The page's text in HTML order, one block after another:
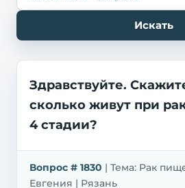
Здравствуйте.
сколько живут при
4 стадии?
Вопрос # 1830 | Тема: Рак
Евгения | Рязань